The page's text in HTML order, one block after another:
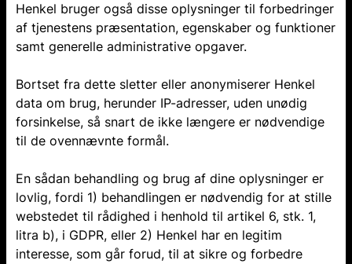
Henkel bruger også disse oplysninger til forbedringer
af tjenestens præsentation, egenskaber og funktioner
samt generelle administrative opgaver.
Bortset fra dette sletter eller anonymiserer Henkel
data om brug, herunder IP-adresser, uden unødig
forsinkelse, så snart de ikke længere er nødvendige
til de ovennævnte formål.
En sådan behandling og brug af dine oplysninger er
lovlig, fordi 1) behandlingen er nødvendig for at stille
webstedet til rådighed i henhold til artikel 6, stk. 1,
litra b), i GDPR, eller 2) Henkel har en legitim
interesse, som går forud, til at sikre og forbedre